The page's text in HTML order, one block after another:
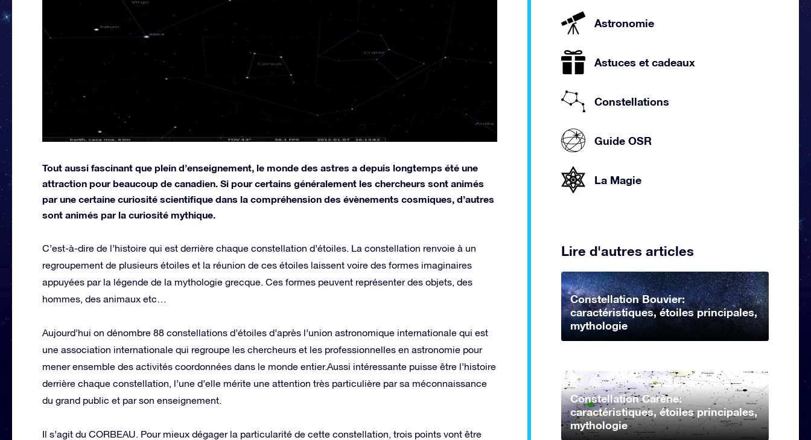
Tout aussi fascinant que plein d’enseignement, le monde des astres a depuis longtemps été une
attraction pour beaucoup de canadien. Si pour certains généralement les chercheurs sont animés
par une certaine curiosité scientifique dans la compréhension des évènements cosmiques, d’autres
sont animés par la curiosité mythique.
C’est-à-dire de l’histoire qui est derrière chaque constellation d’étoiles. La constellation renvoie à un
regroupement de plusieurs étoiles et la réunion de ces étoiles laissent voire des formes imaginaires
appuyées par la légende de la mythologie grecque. Ces formes peuvent représenter des objets, des
hommes, des animaux etc…
Aujourd’hui on dénombre 88 constellations d’étoiles d’après l’union astronomique internationale qui est
une association internationale qui regroupe les chercheurs et les professionnelles en astronomie pour
mener ensemble des activités coordonnées dans le monde entier.Aussi intéressante puisse être l’histoire
derrière chaque constellation, l’une d’elle mérite une attention très particulière par sa méconnaissance
du grand public et par son enseignement.
Il s’agit du CORBEAU. Pour mieux dégager la particularité de cette constellation, trois points vont être
Astronomie
Astuces et cadeaux
Constellations
Guide OSR
La Magie
Lire d'autres articles
Constellation Bouvier:
caractéristiques, étoiles principales,
mythologie
Constellation Carène:
caractéristiques, étoiles principales,
mythologie